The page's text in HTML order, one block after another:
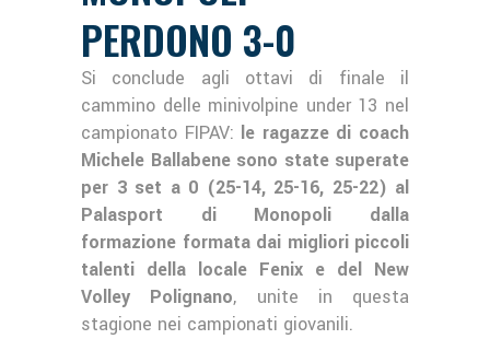
PERDONO 3-0
Si conclude agli ottavi di finale il
cammino delle minivolpine under 13 nel
campionato FIPAV: le ragazze di coach
Michele Ballabene sono state superate
per 3 set a 0 (25-14, 25-16, 25-22) al
Palasport di Monopoli dalla
formazione formata dai migliori piccoli
talenti della locale Fenix e del New
Volley Polignano, unite in questa
stagione nei campionati giovanili.